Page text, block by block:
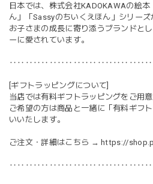
日本では、株式会社KADOKAWAの絵
ん」「Sassyのちいくえほん」シリーズ
お子さまの成長に寄り添うブランドと
ーに愛されています。
‥‥‥‥‥‥‥‥‥‥‥‥‥‥‥‥‥‥
[ギフトラッピングについて]
当店では有料ギフトラッピングをご用意
ご希望の方は商品と一緒に「有料ギフ
いいたします。
ご注文・詳細はこちら → https://
‥‥‥‥‥‥‥‥‥‥‥‥‥‥‥‥‥‥